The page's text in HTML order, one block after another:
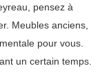
pensez à
Meubles anciens,
pour vous.
un certain temps.